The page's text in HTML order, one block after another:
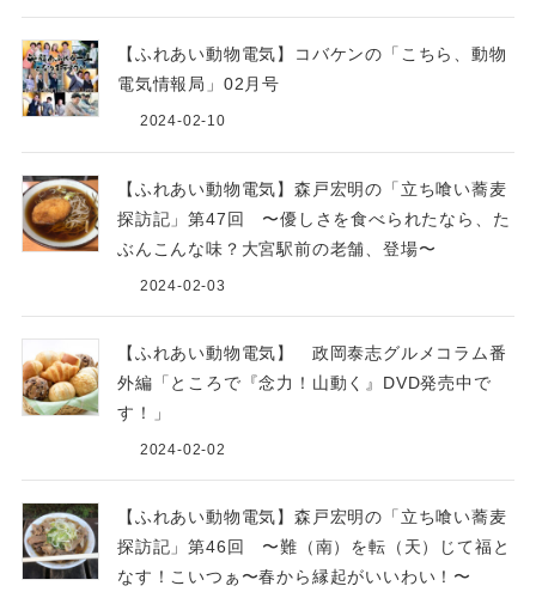
【ふれあい動物電気】コバケンの「こちら、動物
電気情報局」02月号
2024-02-10
【ふれあい動物電気】森戸宏明の「立ち喰い蕎麦
探訪記」第47回 〜優しさを食べられたなら、た
ぶんこんな味？大宮駅前の老舗、登場〜
2024-02-03
【ふれあい動物電気】 政岡泰志グルメコラム番
外編「ところで『念力！山動く』DVD発売中で
す！」
2024-02-02
【ふれあい動物電気】森戸宏明の「立ち喰い蕎麦
探訪記」第46回 〜難（南）を転（天）じて福と
なす！こいつぁ〜春から縁起がいいわい！〜